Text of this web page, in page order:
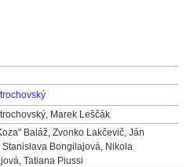
Marek Leščák
Baláž, Zvonko Lakčevič, Ján
Stanislava Bongilajová, Nikola
Tatiana Piussi